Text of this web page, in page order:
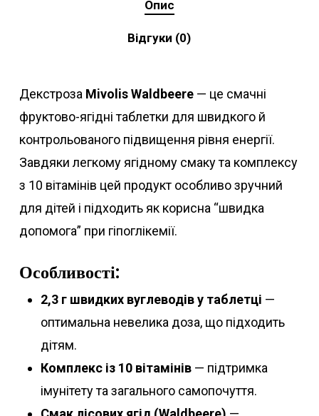
Опис
Відгуки (0)
Декстроза Mivolis Waldbeere— це смачні
фруктово-ягідні таблетки для швидкого й
контрольованого підвищення рівня енергії.
Завдяки легкому ягідному смаку та комплексу
з 10 вітамінів цей продукт особливо зручний
для дітей і підходить як корисна “швидка
допомога” при гіпоглікемії.
Особливості:
2,3 г швидких вуглеводів у таблетці —
оптимальна невелика доза, що підходить
дітям.
Комплекс із 10 вітамінів— підтримка
імунітету та загального самопочуття.